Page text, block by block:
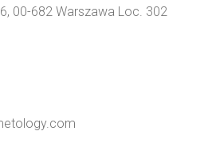
00-682 Warszawa Loc. 302